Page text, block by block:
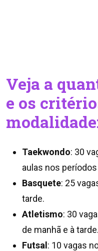
Veja a
e os
Taekwondo: 30
aulas nos
Basquete: 25
tarde.
Atletismo: 30
de manhã e à tarde.
Futsal : 10 vagas